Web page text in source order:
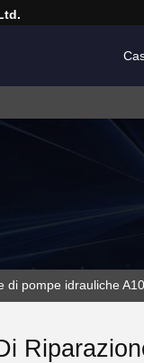
di pompe idrauliche